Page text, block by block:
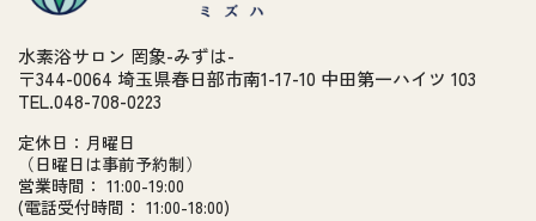
水素浴サロン 罔象-みずは-
〒344-0064 埼玉県春日部市南1-17-10 中田第一ハイツ 103
TEL.048-708-0223
定休日：月曜日
（日曜日は事前予約制）
営業時間： 11:00-19:00
(電話受付時間： 11:00-18:00)